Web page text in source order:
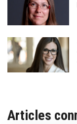
Articles